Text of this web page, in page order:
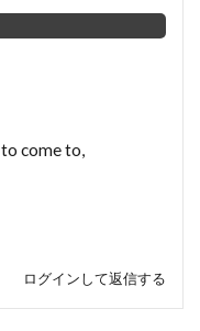
come to,
ログインして返信する